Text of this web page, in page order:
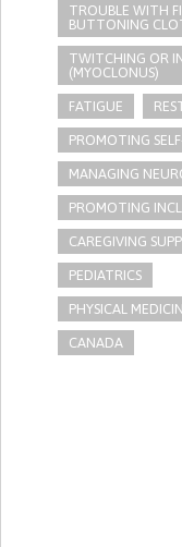
TROUBLE WITH
BUTTONING
TWITCHING OR
(MYOCLONUS)
FATIGUE
PROMOTING
MANAGING
PROMOTING
CAREGIVING
PEDIATRICS
PHYSICAL
CANADA